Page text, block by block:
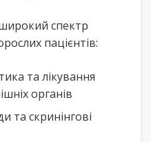
спектр
пацієнтів:
та лікування
органів
та скринінгові